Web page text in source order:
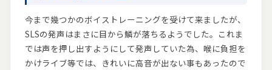
今まで幾つかのボイストレーニングを受けて来ましたが、
SLSの発声はまさに目から鱗が落ちるようでした。これま
では声を押し出すようにして発声していた為、喉に負担を
かけライブ等では、きれいに高音が出ない事もあったので